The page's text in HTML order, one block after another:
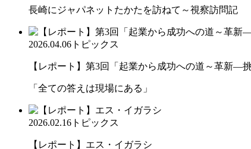
長崎にジャパネットたかたを訪ねて～視察訪問記
2026.04.06 トピックス
【レポート】第3回「起業から成功への道～革新―
「全ての答えは現場にある」
2026.02.16 トピックス
【レポート】エス・イガラシ